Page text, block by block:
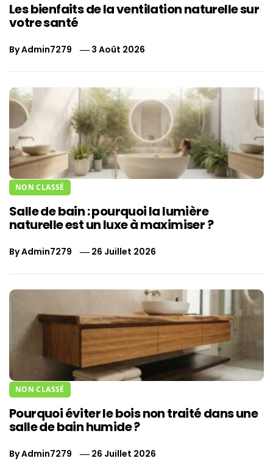
Les bienfaits de la ventilation naturelle sur
votre santé
ByAdmin7279 3 Août 2026
NON CLASSÉ
Salle de bain : pourquoi la lumière
naturelle est un luxe à maximiser ?
ByAdmin7279 26 Juillet 2026
NON CLASSÉ
Pourquoi éviter le bois non traité dans une
salle de bain humide ?
ByAdmin7279 26 Juillet 2026